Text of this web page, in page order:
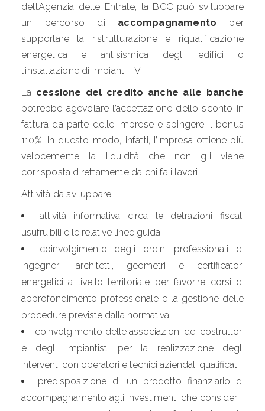
dell’Agenzia delle Entrate, la BCC può sviluppare
un percorso di accompagnamento per
supportare la ristrutturazione e riqualificazione
energetica e antisismica degli edifici o
l’installazione di impianti FV.
La cessione del credito anche alle banche
potrebbe agevolare l’accettazione dello sconto in
fattura da parte delle imprese e spingere il bonus
110%. In questo modo, infatti, l’impresa ottiene più
velocemente la liquidità che non gli viene
corrisposta direttamente da chi fa i lavori.
Attività da sviluppare:
attività informativa circa le detrazioni fiscali
usufruibili e le relative linee guida;
coinvolgimento degli ordini professionali di
ingegneri, architetti, geometri e certificatori
energetici a livello territoriale per favorire corsi di
approfondimento professionale e la gestione delle
procedure previste dalla normativa;
coinvolgimento delle associazioni dei costruttori
e degli impiantisti per la realizzazione degli
interventi con operatori e tecnici aziendali qualificati;
predisposizione di un prodotto finanziario di
accompagnamento agli investimenti che consideri i